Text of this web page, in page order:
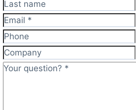
Last name
Email*
Phone
Company
Your question?